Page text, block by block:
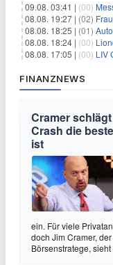
09.08. 03:41 | (00)
08.08. 19:27 | (02)
08.08. 18:25 | (01)
08.08. 18:24 | (00)
08.08. 17:05 | (00) LIV
FINANZNEWS
Cramer
Crash die
ist
ein. Für viele
doch Jim Cramer,
Börsenstratege, sieht